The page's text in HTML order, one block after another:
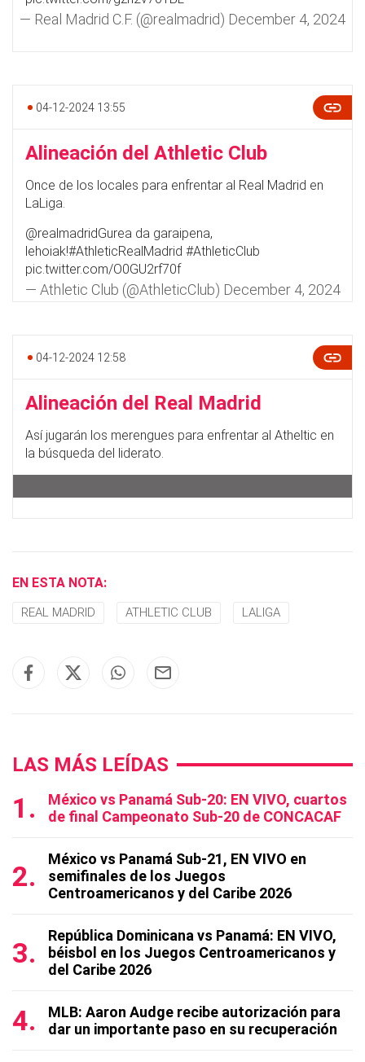
— Real Madrid C.F. (@realmadrid) December 4, 2024
04-12-2024 13:55
Alineación del Athletic Club
Once de los locales para enfrentar al Real Madrid en
LaLiga.
@realmadridGurea da garaipena,
lehoiak!#AthleticRealMadrid #AthleticClub
pic.twitter.com/O0GU2rf70f
— Athletic Club (@AthleticClub) December 4, 2024
04-12-2024 12:58
Alineación del Real Madrid
Así jugarán los merengues para enfrentar al Atheltic en
la búsqueda del liderato.
EN ESTA NOTA:
REAL MADRID ATHLETIC CLUB LALIGA
LAS MÁS LEÍDAS
México vs Panamá Sub-20: EN VIVO, cuartos
de final Campeonato Sub-20 de CONCACAF
México vs Panamá Sub-21, EN VIVO en
semifinales de los Juegos
Centroamericanos y del Caribe 2026
República Dominicana vs Panamá: EN VIVO,
béisbol en los Juegos Centroamericanos y
del Caribe 2026
MLB: Aaron Audge recibe autorización para
dar un importante paso en su recuperación